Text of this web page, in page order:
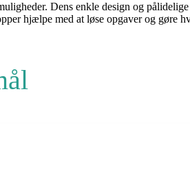
Dens enkle design og
hjælpe med at løse opgaver og gøre